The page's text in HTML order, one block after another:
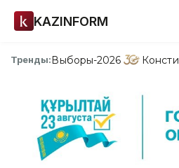
KAZINFORM
Тренды:Выборы-2026